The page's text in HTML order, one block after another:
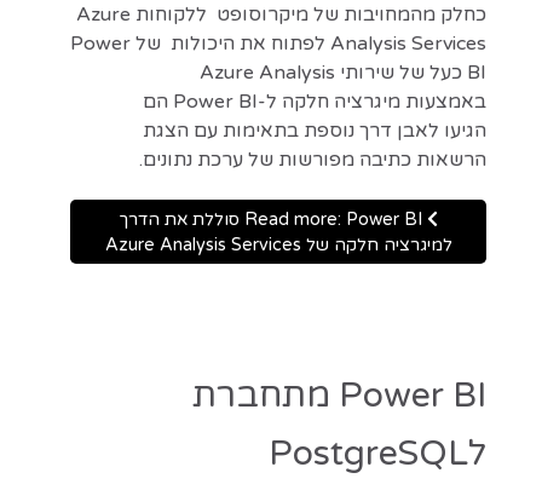
כחלק מהמחויבות של מיקרוסופט ללקוחות Azure
Analysis Services לפתוח את היכולות של Power
BI כעל של שירותי Azure Analysis
באמצעות מיגרציה חלקה ל-Power BI הם
הגיעו לאבן דרך נוספת בתאימות עם הצגת
הרשאות כתיבה מפורשות של ערכת נתונים.
Read more: Power BI סוללת את הדרך
למיגרציה חלקה של Azure Analysis Services
Power BI מתחברת
לPostgreSQL